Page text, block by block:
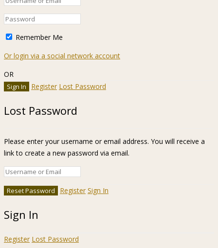
Remember Me
Or login via a social network account
OR
Register Lost Password
Lost Password
Please enter your username or email address. You will receive a
link to create a new password via email.
Register Sign In
Sign In
Register Lost Password